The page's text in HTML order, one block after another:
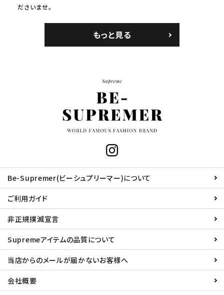
ださいませ。
もっと見る
Be-Supremer(ビーシュプリーマー)について
ご利用ガイド
非正規撲滅宣言
Supremeアイテムの品質について
当店からのメールが届かないお客様へ
会社概要